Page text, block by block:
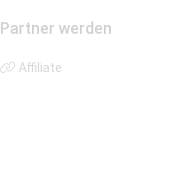
Partner werden
Affiliate